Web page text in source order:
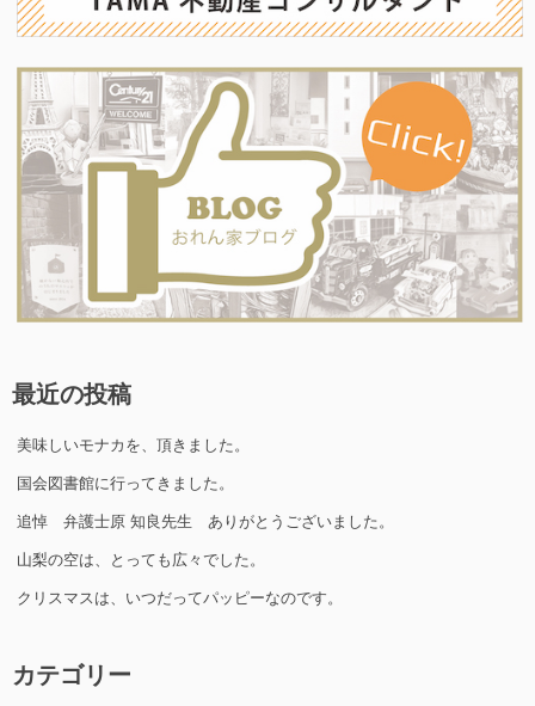
最近の投稿
美味しいモナカを、頂きました。
国会図書館に行ってきました。
追悼 弁護士原 知良先生 ありがとうございました。
山梨の空は、とっても広々でした。
クリスマスは、いつだってパッピーなのです。
カテゴリー